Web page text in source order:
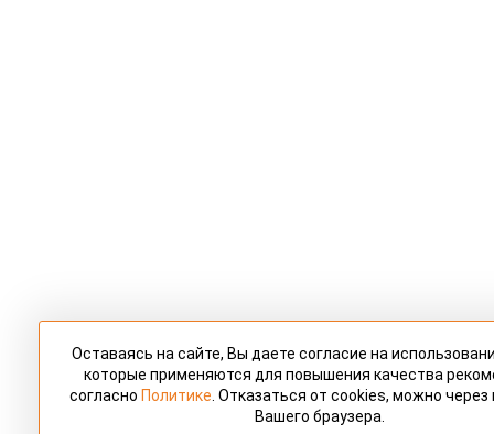
Оставаясь на сайте, Вы даете согласие на
которые применяются для повышения качества
согласно Политике . Отказаться от cookies, можно через
Вашего браузера.